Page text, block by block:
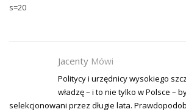
s=20
Jacenty Mówi
Politycy i urzędnicy wysokiego
władzę – i to nie tylko w Polsce –
selekcjonowani przez długie lata.